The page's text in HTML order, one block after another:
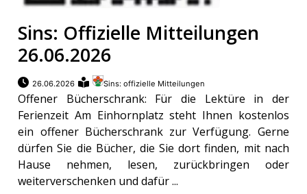
Sins: Offizielle Mitteilungen
26.06.2026
26.06.2026 Sins: offizielle Mitteilungen
Offener Bücherschrank: Für die Lektüre in der
Ferienzeit Am Einhornplatz steht Ihnen kostenlos
ein offener Bücherschrank zur Verfügung. Gerne
dürfen Sie die Bücher, die Sie dort finden, mit nach
Hause nehmen, lesen, zurückbringen oder
weiterverschenken und dafür ...